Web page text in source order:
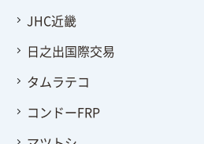
JHC近畿
日之出国際交易
タムラテコ
コンドーFRP